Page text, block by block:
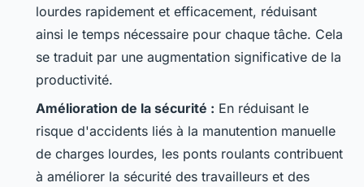
lourdes rapidement et efficacement, réduisant
ainsi le temps nécessaire pour chaque tâche. Cela
se traduit par une augmentation significative de la
productivité.
Amélioration de la sécurité : En réduisant le
risque d'accidents liés à la manutention manuelle
de charges lourdes, les ponts roulants contribuent
à améliorer la sécurité des travailleurs et des